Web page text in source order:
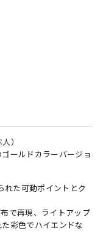
）
ールドカラーバージョ
れた可動ポイントとク
で再現、ライトアップ
彩色でハイエンドな